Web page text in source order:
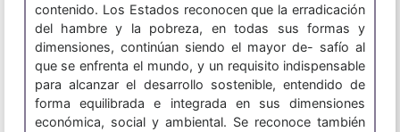
contenido. Los Estados reconocen que la erradicación
del hambre y la pobreza, en todas sus formas y
dimensiones, continúan siendo el mayor de- safío al
que se enfrenta el mundo, y un requisito indispensable
para alcanzar el desarrollo sostenible, entendido de
forma equilibrada e integrada en sus dimensiones
económica, social y ambiental. Se reconoce también